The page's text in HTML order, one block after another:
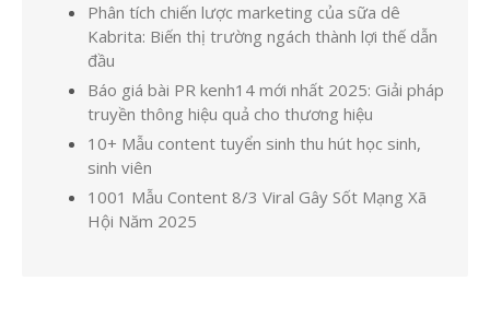
Phân tích chiến lược marketing của sữa dê
Kabrita: Biến thị trường ngách thành lợi thế dẫn
đầu
Báo giá bài PR kenh14 mới nhất 2025: Giải pháp
truyền thông hiệu quả cho thương hiệu
10+ Mẫu content tuyển sinh thu hút học sinh,
sinh viên
1001 Mẫu Content 8/3 Viral Gây Sốt Mạng Xã
Hội Năm 2025